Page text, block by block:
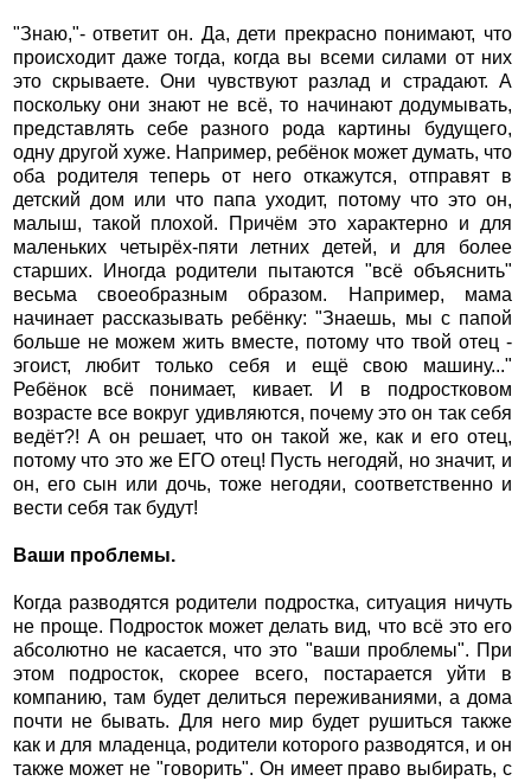
"Знаю,"- ответит он. Да, дети прекрасно понимают, что
происходит даже тогда, когда вы всеми силами от них
это скрываете. Они чувствуют разлад и страдают. А
поскольку они знают не всё, то начинают додумывать,
представлять себе разного рода картины будущего,
одну другой хуже. Например, ребёнок может думать, что
оба родителя теперь от него откажутся, отправят в
детский дом или что папа уходит, потому что это он,
малыш, такой плохой. Причём это характерно и для
маленьких четырёх-пяти летних детей, и для более
старших. Иногда родители пытаются "всё объяснить"
весьма своеобразным образом. Например, мама
начинает рассказывать ребёнку: "Знаешь, мы с папой
больше не можем жить вместе, потому что твой отец -
эгоист, любит только себя и ещё свою машину..."
Ребёнок всё понимает, кивает. И в подростковом
возрасте все вокруг удивляются, почему это он так себя
ведёт?! А он решает, что он такой же, как и его отец,
потому что это же ЕГО отец! Пусть негодяй, но значит, и
он, его сын или дочь, тоже негодяи, соответственно и
вести себя так будут!
Ваши проблемы.
Когда разводятся родители подростка, ситуация ничуть
не проще. Подросток может делать вид, что всё это его
абсолютно не касается, что это "ваши проблемы". При
этом подросток, скорее всего, постарается уйти в
компанию, там будет делиться переживаниями, а дома
почти не бывать. Для него мир будет рушиться также
как и для младенца, родители которого разводятся, и он
также может не "говорить". Он имеет право выбирать, с